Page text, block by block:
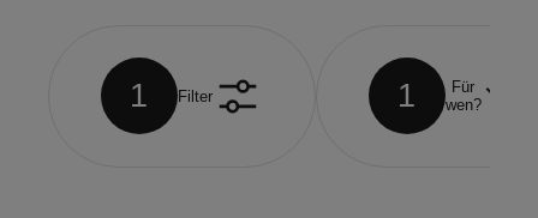
1 Filter 1
Für
wen?